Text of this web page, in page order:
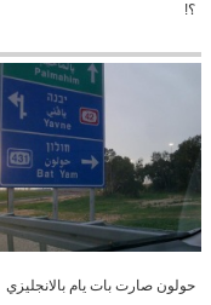
؟!
حولون صارت بات يام بالانجليزي